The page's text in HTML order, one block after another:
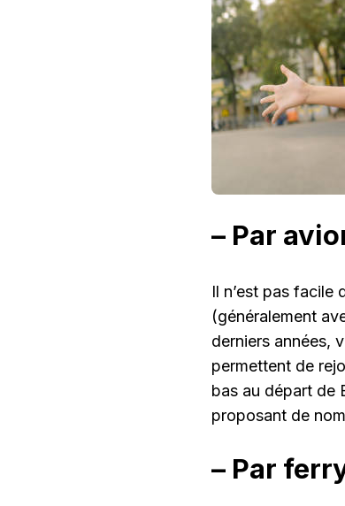
– Par
Il n’est pas facile
(généralement
derniers années,
permettent de
bas au départ de
proposant de
– Par